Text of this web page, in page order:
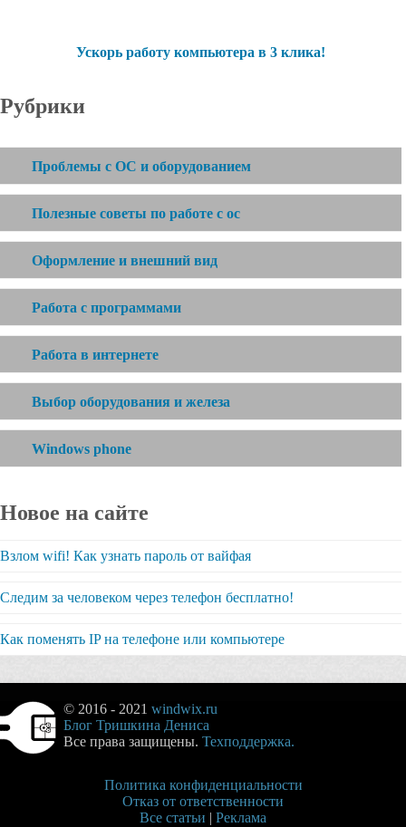
Ускорь работу компьютера в 3 клика!
Рубрики
Проблемы с ОС и оборудованием
Полезные советы по работе с ос
Оформление и внешний вид
Работа с программами
Работа в интернете
Выбор оборудования и железа
Windows phone
Новое на сайте
Взлом wifi! Как узнать пароль от вайфая
Следим за человеком через телефон бесплатно!
Как поменять IP на телефоне или компьютере
© 2016 - 2021 windwix.ru
Блог Тришкина Дениса
Все права защищены. Техподдержка.
Политика конфиденциальности
Отказ от ответственности
Все статьи | Реклама